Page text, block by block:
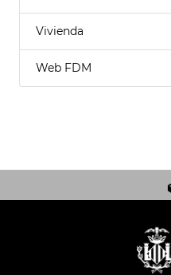
Vivienda
Web FDM